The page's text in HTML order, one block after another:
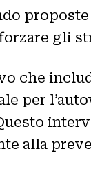
gli
che
per
alla